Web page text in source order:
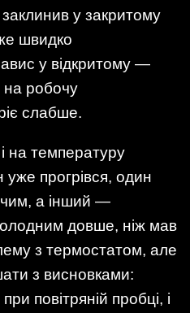
у закритому
швидко
у відкритому —
на робочу
слабше.
на температуру
уже прогрівся, один
а інший —
довше, ніж мав
з термостатом, але
з висновками:
повітряній пробці, і